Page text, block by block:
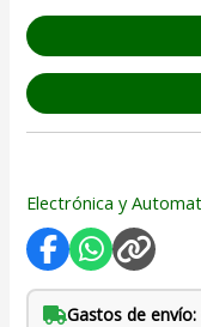
cliente
Electrónica y
Gastos de envío: